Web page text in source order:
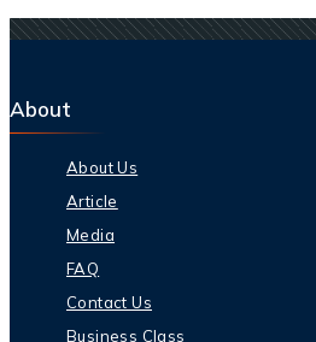
About
About Us
Article
Media
FAQ
Contact Us
Business Class